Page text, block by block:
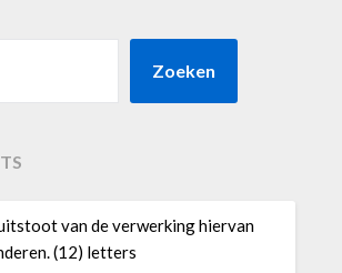
Zoeken
van de verwerking hiervan
(12) letters